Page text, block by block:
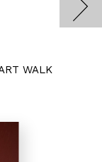
WALK